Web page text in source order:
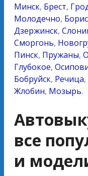
Минск, Брест,
Молодечно,
Дзержинск,
Сморгонь,
Пинск, Пружаны,
Глубокое,
Бобруйск, Речица,
Жлобин, Мозырь.
все
и